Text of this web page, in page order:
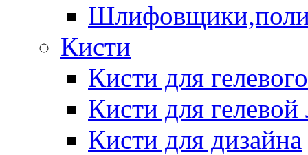
Кисти
Кисти для
Кисти для гелевой
Кисти для дизайна